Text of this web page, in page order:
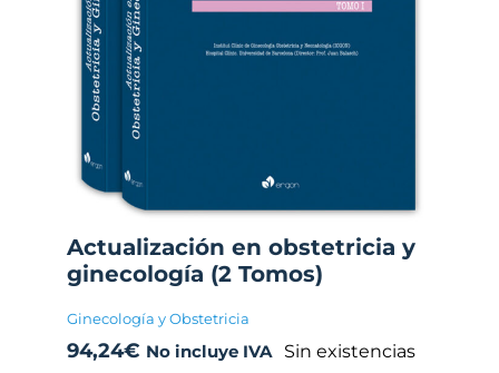
Actualización en obstetricia y
ginecología (2 Tomos)
Ginecología y Obstetricia
94,24€ No incluye IVA Sin existencias